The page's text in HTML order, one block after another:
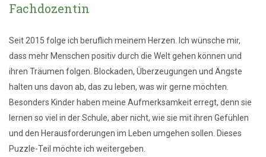
Fachdozentin
Seit 2015 folge ich beruflich meinem Herzen. Ich wünsche mir,
dass mehr Menschen positiv durch die Welt gehen können und
ihren Träumen folgen. Blockaden, Überzeugungen und Ängste
halten uns davon ab, das zu leben, was wir gerne möchten.
Besonders Kinder haben meine Aufmerksamkeit erregt, denn sie
lernen so viel in der Schule, aber nicht, wie sie mit ihren Gefühlen
und den Herausforderungen im Leben umgehen sollen. Dieses
Puzzle-Teil möchte ich weitergeben.